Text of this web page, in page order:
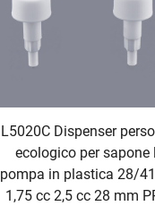
L5020C Dispenser
ecologico per sapone
pompa in plastica 28/
1,75 cc 2,5 cc 28 mm